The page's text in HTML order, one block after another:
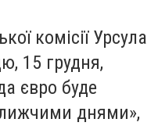
комісії Урсула
15 грудня,
євро буде
днями»,